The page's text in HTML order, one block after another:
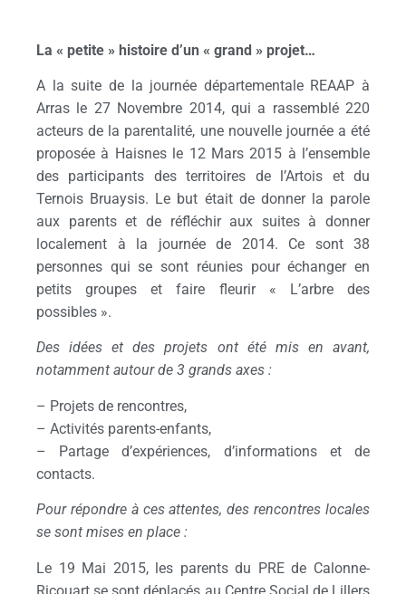
La « petite » histoire d’un « grand » projet…
A la suite de la journée départementale REAAP à
Arras le 27 Novembre 2014, qui a rassemblé 220
acteurs de la parentalité, une nouvelle journée a été
proposée à Haisnes le 12 Mars 2015 à l’ensemble
des participants des territoires de l’Artois et du
Ternois Bruaysis. Le but était de donner la parole
aux parents et de réfléchir aux suites à donner
localement à la journée de 2014. Ce sont 38
personnes qui se sont réunies pour échanger en
petits groupes et faire fleurir « L’arbre des
possibles ».
Des idées et des projets ont été mis en avant,
notamment autour de 3 grands axes :
– Projets de rencontres,
– Activités parents-enfants,
– Partage d’expériences, d’informations et de
contacts.
Pour répondre à ces attentes, des rencontres locales
se sont mises en place :
Le 19 Mai 2015, les parents du PRE de Calonne-
Ricouart se sont déplacés au Centre Social de Lillers